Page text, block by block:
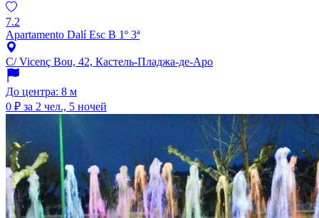
7.2
Apartamento Dalí Esc B 1º 3ª
C/ Vicenç Bou, 42, Кастель-Пладжа-де-Аро
До центра: 8 м
0 ₽ за 2 чел., 5 ночей